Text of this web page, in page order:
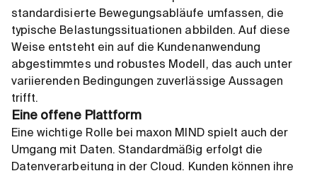
standardisierte Bewegungsabläufe umfassen, die
typische Belastungssituationen abbilden. Auf diese
Weise entsteht ein auf die Kundenanwendung
abgestimmtes und robustes Modell, das auch unter
variierenden Bedingungen zuverlässige Aussagen
trifft.
Eine offene Plattform
Eine wichtige Rolle bei maxon MIND spielt auch der
Umgang mit Daten. Standardmäßig erfolgt die
Datenverarbeitung in der Cloud. Kunden können ihre